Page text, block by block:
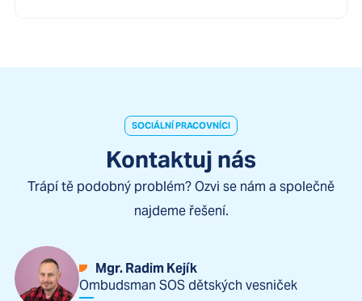
SOCIÁLNÍ PRACOVNÍCI
Kontaktuj nás
Trápí tě podobný problém? Ozvi se nám a společně
najdeme řešení.
Mgr. Radim Kejík
Ombudsman SOS dětských vesniček